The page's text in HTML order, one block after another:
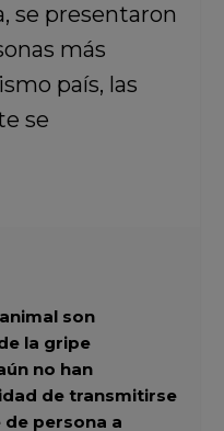
se presentaron
más
país, las
se
son
la gripe
no han
de transmitirse
persona a